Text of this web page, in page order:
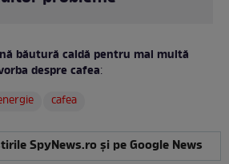
băutură caldă pentru mai multă
despre cafea:
cafea
SpyNews.ro și pe Google News